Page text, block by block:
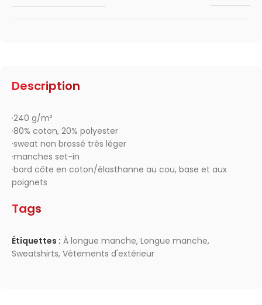
Description
·240 g/m²
·80% coton, 20% polyester
·sweat non brossé très léger
·manches set-in
·bord côte en coton/élasthanne au cou, base et aux
poignets
Tags
Étiquettes : À longue manche, Longue manche,
Sweatshirts, Vêtements d'extérieur